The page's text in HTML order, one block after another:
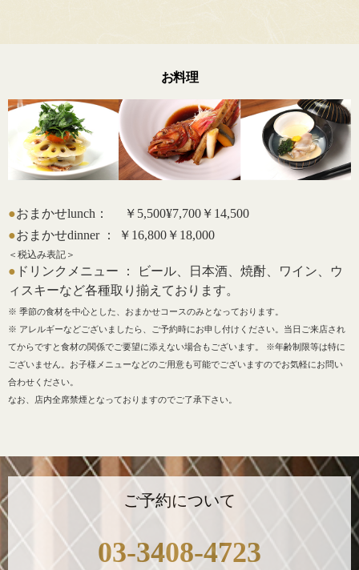
お料理
●おまかせlunch： ￥5,500¥7,700￥14,500
●おまかせdinner ： ￥16,800￥18,000
＜税込み表記＞
● ドリンクメニュー ： ビール、日本酒、焼酎、ワイン、ウ
ィスキーなど各種取り揃えております。
※ 季節の食材を中心とした、おまかせコースのみとなっております。
※ アレルギーなどございましたら、ご予約時にお申し付けください。当日ご来店され
てからですと食材の関係でご要望に添えない場合もございます。 ※年齢制限等は特に
ございません。お子様メニューなどのご用意も可能でございますのでお気軽にお問い
合わせください。
なお、店内全席禁煙となっておりますのでご了承下さい。
ご予約について
03-3408-4723